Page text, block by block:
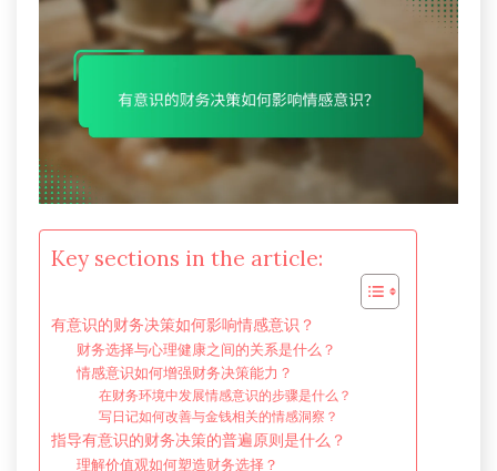
Key sections in the article:
有意识的财务决策如何影响情感意识？
财务选择与心理健康之间的关系是什么？
情感意识如何增强财务决策能力？
在财务环境中发展情感意识的步骤是什么？
写日记如何改善与金钱相关的情感洞察？
指导有意识的财务决策的普遍原则是什么？
理解价值观如何塑造财务选择？